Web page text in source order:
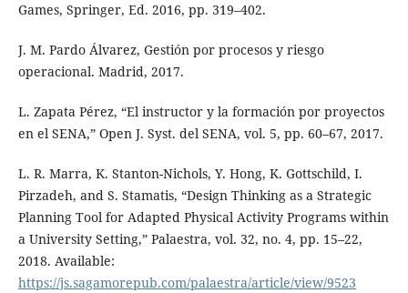
Games, Springer, Ed. 2016, pp. 319–402.
J. M. Pardo Álvarez, Gestión por procesos y riesgo
operacional. Madrid, 2017.
L. Zapata Pérez, “El instructor y la formación por proyectos
en el SENA,” Open J. Syst. del SENA, vol. 5, pp. 60–67, 2017.
L. R. Marra, K. Stanton-Nichols, Y. Hong, K. Gottschild, I.
Pirzadeh, and S. Stamatis, “Design Thinking as a Strategic
Planning Tool for Adapted Physical Activity Programs within
a University Setting,” Palaestra, vol. 32, no. 4, pp. 15–22,
2018. Available:
https://js.sagamorepub.com/palaestra/article/view/9523